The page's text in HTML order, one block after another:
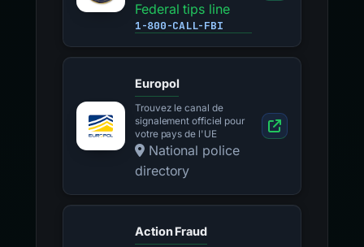
Federal tips line
1-800-CALL-FBI
Europol
Trouvez le canal de
signalement officiel pour
votre pays de l'UE
National police
directory
Action Fraud